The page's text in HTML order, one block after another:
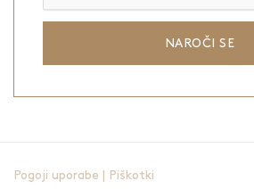
NAROČI SE
Pogoji uporabe Piškotki